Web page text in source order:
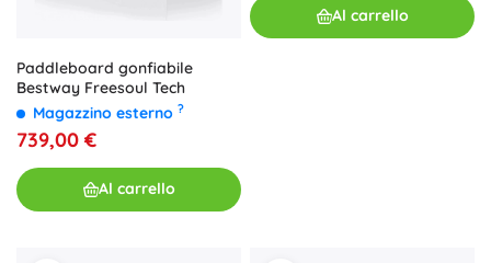
Paddleboard gonfiabile
Bestway Freesoul Tech
Magazzino esterno ?
739,00 €
Al carrello
Al carrello